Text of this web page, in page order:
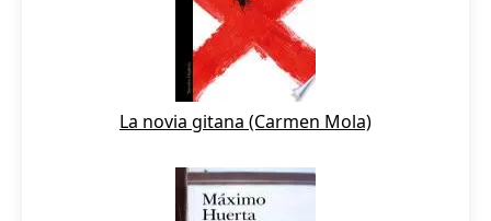
La novia gitana (Carmen Mola)